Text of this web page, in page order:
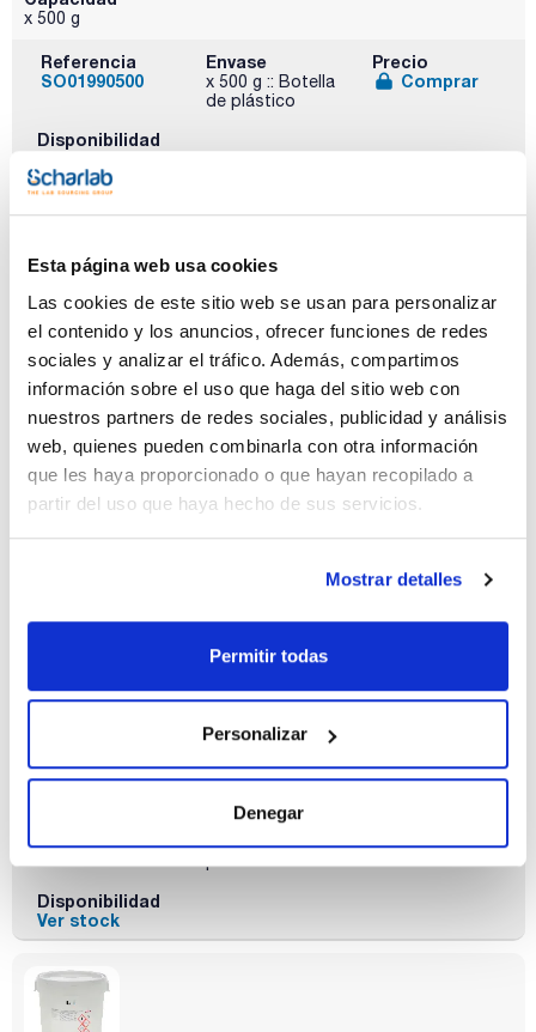
Esta página web usa cookies
Las cookies de este sitio web se usan para personalizar
el contenido y los anuncios, ofrecer funciones de redes
sociales y analizar el tráfico. Además, compartimos
información sobre el uso que haga del sitio web con
nuestros partners de redes sociales, publicidad y análisis
web, quienes pueden combinarla con otra información
que les haya proporcionado o que hayan recopilado a
partir del uso que haya hecho de sus servicios.
Mostrar detalles
Permitir todas
Personalizar
Denegar
x 500 g
Referencia
SO01990500
Envase
x 500 g :: Botella
de plástico
Precio
Comprar
Disponibilidad
Capacidad
x 1 kg
Referencia
SO01991000
Envase
x 1 kg :: Botella
de plástico
Precio
Comprar
Disponibilidad
Envase
x 5 kg ::
Contenedor de
Disponibilidad
Ver stock